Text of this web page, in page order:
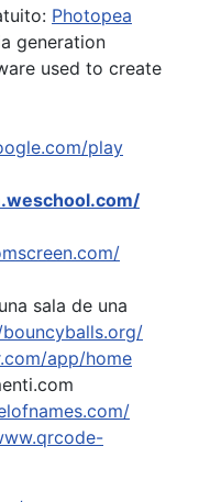
Photopea
generation
used to create
play
sala de una
app/home